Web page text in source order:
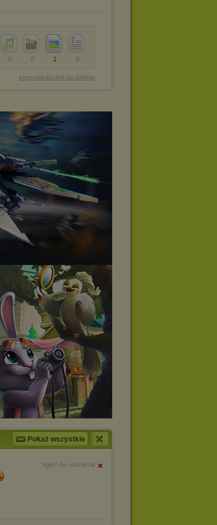
0
1
0
0
bezpośredni link do folderu
Pokaż wszystkie
zgłoś do usunięcia